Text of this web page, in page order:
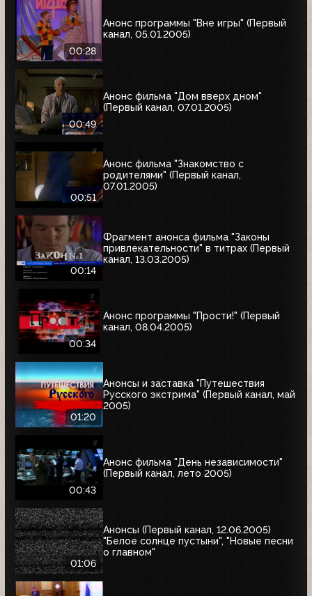
00:28
Анонс программы "Вне игры" (Первый
канал, 05.01.2005)
00:49
Анонс фильма "Дом вверх дном"
(Первый канал, 07.01.2005)
00:51
Анонс фильма "Знакомство с
родителями" (Первый канал,
07.01.2005)
00:14
Фрагмент анонса фильма "Законы
привлекательности" в титрах (Первый
канал, 13.03.2005)
00:34
Анонс программы "Прости!" (Первый
канал, 08.04.2005)
01:20
Анонсы и заставка "Путешествия
Русского экстрима" (Первый канал, май
2005)
00:43
Анонс фильма "День независимости"
(Первый канал, лето 2005)
01:06
Анонсы (Первый канал, 12.06.2005)
"Белое солнце пустыни", "Новые песни
о главном"